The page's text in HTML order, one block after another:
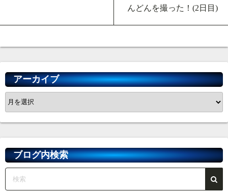
んどんを撮った！(2日目)
アーカイブ
ア
ー
カ
イ
ブブログ内検索